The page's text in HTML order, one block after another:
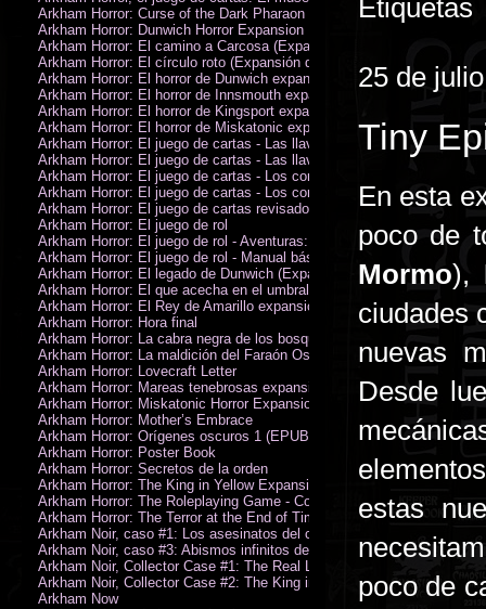
Etiquetas
25 de
Tiny
En esta
poco de
Mormo),
ciudades
nuevas
Desde
estas
poco de
Arkham Horror: Curse of the Dark Pharaon Expansion
Arkham Horror: Dunwich Horror Expansion
Arkham Horror: El camino a Carcosa (Expansión de investigadores)
Arkham Horror: El círculo roto (Expansión de investigadores)
Arkham Horror: El horror de Dunwich expansión
Arkham Horror: El horror de Innsmouth expansión
Arkham Horror: El horror de Kingsport expansión
Arkham Horror: El horror de Miskatonic expansión
Arkham Horror: El juego de cartas - Las llaves escarlata - Campaña
Arkham Horror: El juego de cartas - Las llaves escarlata -
Arkham Horror: El juego de cartas - Los confines de la tierra -
Arkham Horror: El juego de cartas - Los confines de la tierra -
Arkham Horror: El juego de cartas revisado
Arkham Horror: El juego de rol
Arkham Horror: El juego de rol - Aventuras: Misterios de Arkham
Arkham Horror: El juego de rol - Manual básico
Arkham Horror: El legado de Dunwich (Expansión de investigadores)
Arkham Horror: El que acecha en el umbral expansión
Arkham Horror: El Rey de Amarillo expansión
Arkham Horror: Hora final
Arkham Horror: La cabra negra de los bosques expansión
Arkham Horror: La maldición del Faraón Oscuro expansión (revisada)
Arkham Horror: Lovecraft Letter
Arkham Horror: Mareas tenebrosas expansión
Arkham Horror: Miskatonic Horror Expansion
Arkham Horror: Mother’s Embrace
Arkham Horror: Orígenes oscuros 1 (EPUB)
Arkham Horror: Poster Book
Arkham Horror: Secretos de la orden
Arkham Horror: The King in Yellow Expansion
Arkham Horror: The Roleplaying Game - Core Rulebook (PDF)
Arkham Horror: The Terror at the End of Time
Arkham Noir, caso #1: Los asesinatos del culto de la bruja
Arkham Noir, caso #3: Abismos infinitos de oscuridad
Arkham Noir, Collector Case #1: The Real Leeds
Arkham Noir, Collector Case #2: The King in Yellow
Arkham Now